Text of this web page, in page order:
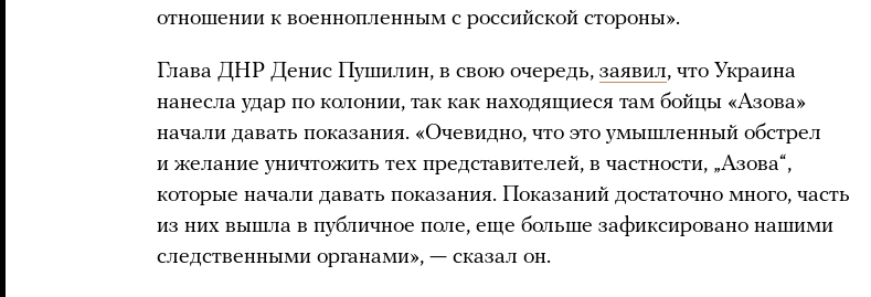
отношении к военнопленным с российской стороны».
Глава ДНР Денис Пушилин, в свою очередь, заявил, что Украина
нанесла удар по колонии, так как находящиеся там бойцы «Азова»
начали давать показания. «Очевидно, что это умышленный обстрел
и желание уничтожить тех представителей, в частности, „Азова“,
которые начали давать показания. Показаний достаточно много, часть
из них вышла в публичное поле, еще больше зафиксировано нашими
следственными органами», — сказал он.